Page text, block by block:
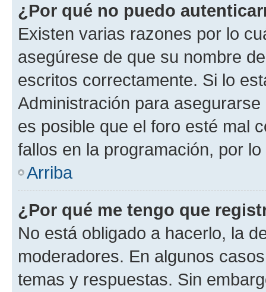
¿Por qué no puedo
Existen varias razones por lo
asegúrese de que su nombre
escritos correctamente. Si lo
Administración para
es posible que el foro esté mal
fallos en la programación, por
Arriba
¿Por qué me tengo que
No está obligado a hacerlo, la
moderadores. En algunos
temas y respuestas. Sin